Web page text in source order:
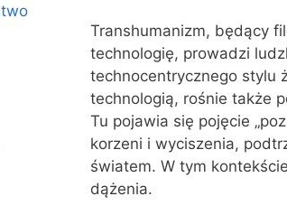
Transhumanizm, będący
technologię, prowadzi
technocentrycznego stylu
technologią, rośnie także
Tu pojawia się pojęcie
korzeni i wyciszenia,
światem. W tym
dążenia.